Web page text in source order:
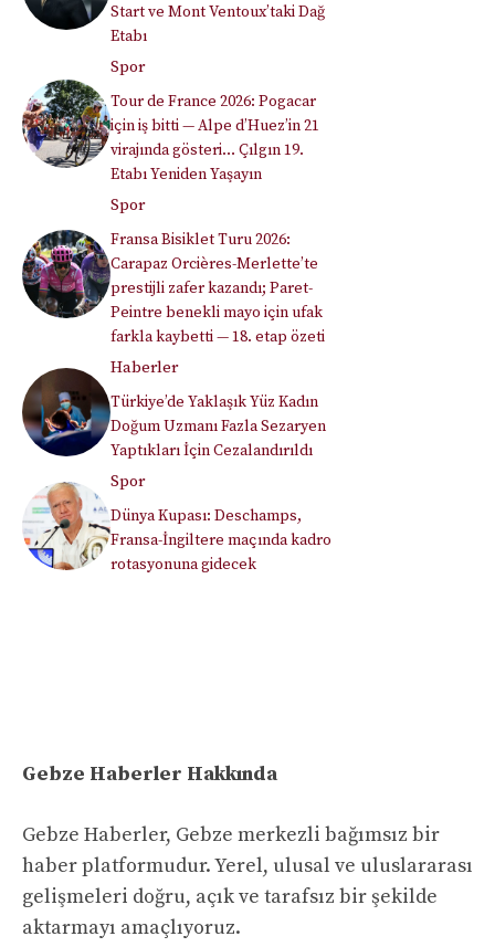
Start ve Mont Ventoux’taki Dağ
Etabı
Spor
Tour de France 2026: Pogacar
için iş bitti — Alpe d’Huez’in 21
virajında gösteri… Çılgın 19.
Etabı Yeniden Yaşayın
Spor
Fransa Bisiklet Turu 2026:
Carapaz Orcières-Merlette’te
prestijli zafer kazandı; Paret-
Peintre benekli mayo için ufak
farkla kaybetti — 18. etap özeti
Haberler
Türkiye’de Yaklaşık Yüz Kadın
Doğum Uzmanı Fazla Sezaryen
Yaptıkları İçin Cezalandırıldı
Spor
Dünya Kupası: Deschamps,
Fransa-İngiltere maçında kadro
rotasyonuna gidecek
Gebze Haberler Hakkında
Gebze Haberler, Gebze merkezli bağımsız bir
haber platformudur. Yerel, ulusal ve uluslararası
gelişmeleri doğru, açık ve tarafsız bir şekilde
aktarmayı amaçlıyoruz.